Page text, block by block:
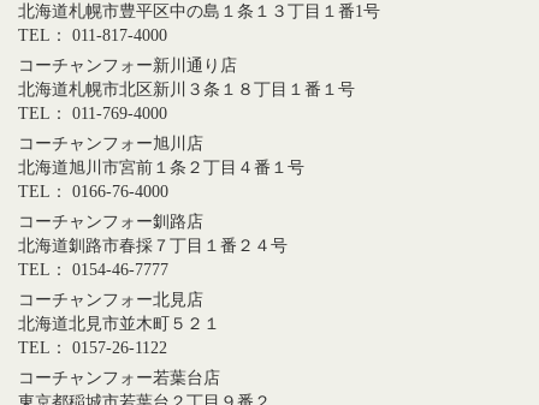
北海道札幌市豊平区中の島１条１３丁目１番1号
TEL： 011-817-4000
コーチャンフォー新川通り店
北海道札幌市北区新川３条１８丁目１番１号
TEL： 011-769-4000
コーチャンフォー旭川店
北海道旭川市宮前１条２丁目４番１号
TEL： 0166-76-4000
コーチャンフォー釧路店
北海道釧路市春採７丁目１番２４号
TEL： 0154-46-7777
コーチャンフォー北見店
北海道北見市並木町５２１
TEL： 0157-26-1122
コーチャンフォー若葉台店